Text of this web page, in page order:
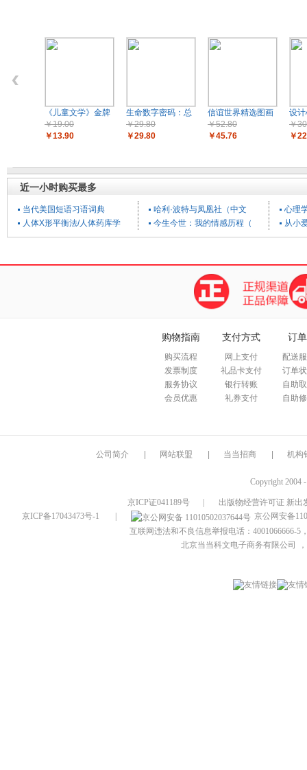
《儿童文学》金牌
￥19.00
￥13.90
生命数字密码：总
￥29.80
￥29.80
信谊世界精选图画
￥52.80
￥45.76
设
￥
￥
孟老师的100道面包
￥49.80
全新英语听力.小学
￥23.00
不抱怨的世界1、2
￥52.80
子
￥
近一小时购买最多
当代美国短语习语词典
人体X形平衡法/人体药库学
哈利·波特与凤凰社（中文
今生今世：我的情感历程（
心理
从小
购物指南
购买流程
发票制度
服务协议
会员优惠
支付方式
网上支付
礼品卡支付
银行转账
礼券支付
订
配送
订单
自助
自助
公司简介 网站联盟 当当招商 机构
Copyright 2004
京ICP证041189号
出版物经营许可证 新出
京ICP备17043473号-1
京公网安备
互联网违法和不良信息举报电话：4001066666-5
北京当当科文电子商务有限公司